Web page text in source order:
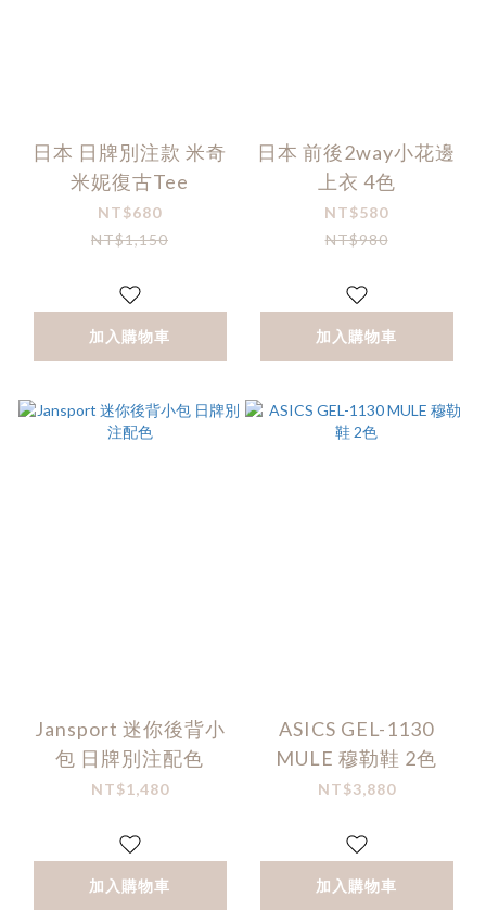
日本 日牌別注款 米奇
米妮復古Tee
NT$680
NT$1,150
加入購物車
日本 前後2way小花邊
上衣 4色
NT$580
NT$980
加入購物車
Jansport 迷你後背小
包 日牌別注配色
NT$1,480
加入購物車
ASICS GEL-1130
MULE 穆勒鞋 2色
NT$3,880
加入購物車